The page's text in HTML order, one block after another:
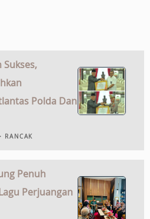
Sukses,
Polda Dan
RANCAK
Penuh
Perjuangan